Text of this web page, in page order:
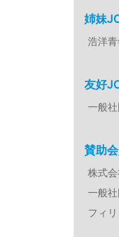
姉妹
浩洋青
友好
一般
賛助
株式
一般
フィ